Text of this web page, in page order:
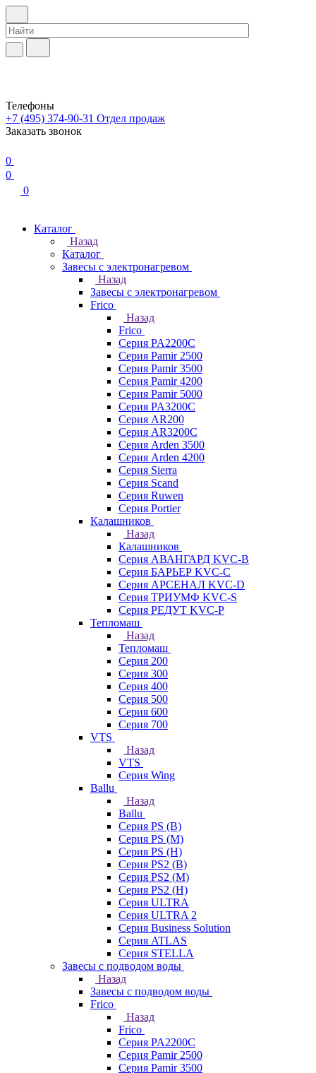
Телефоны
+7 (495) 374-90-31 Отдел продаж
Заказать звонок
0
0
0
Каталог
Назад
Каталог
Завесы с электронагревом
Назад
Завесы с электронагревом
Frico
Назад
Frico
Серия PA2200C
Серия Pamir 2500
Серия Pamir 3500
Серия Pamir 4200
Серия Pamir 5000
Серия PA3200C
Серия AR200
Серия AR3200C
Серия Arden 3500
Серия Arden 4200
Серия Sierra
Серия Scand
Серия Ruwen
Серия Portier
Калашников
Назад
Калашников
Серия АВАНГАРД KVC-B
Серия БАРЬЕР KVC-C
Серия АРСЕНАЛ KVC-D
Серия ТРИУМФ KVC-S
Серия РЕДУТ KVC-P
Тепломаш
Назад
Тепломаш
Серия 200
Серия 300
Серия 400
Серия 500
Серия 600
Серия 700
VTS
Назад
VTS
Серия Wing
Ballu
Назад
Ballu
Серия PS (B)
Серия PS (M)
Серия PS (H)
Серия PS2 (B)
Серия PS2 (M)
Серия PS2 (H)
Серия ULTRA
Серия ULTRA 2
Серия Business Solution
Серия ATLAS
Серия STELLA
Завесы с подводом воды
Назад
Завесы с подводом воды
Frico
Назад
Frico
Серия PA2200C
Серия Pamir 2500
Серия Pamir 3500